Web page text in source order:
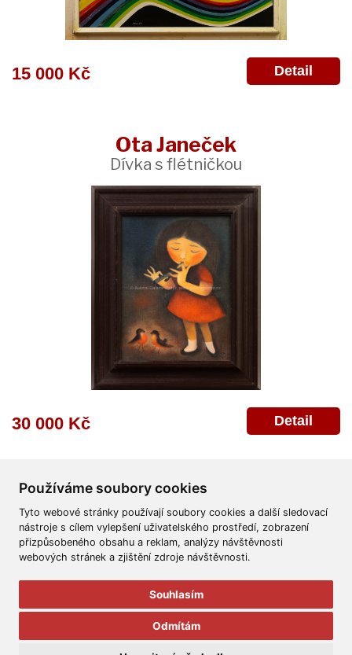
Používáme soubory cookies
Tyto webové stránky používají soubory cookies a další sledovací
nástroje s cílem vylepšení uživatelského prostředí, zobrazení
přizpůsobeného obsahu a reklam, analýzy návštěvnosti
webových stránek a zjištění zdroje návštěvnosti.
Souhlasím
Odmítám
15 000 Kč Detail
Ota Janeček
Dívka s flétničkou
30 000 Kč Detail
Všeobecné obchodní podmínky Reklamační řád
Ochrana osobních údajů
Aukční Galerie Platýz
Všechna práva vyhrazena.